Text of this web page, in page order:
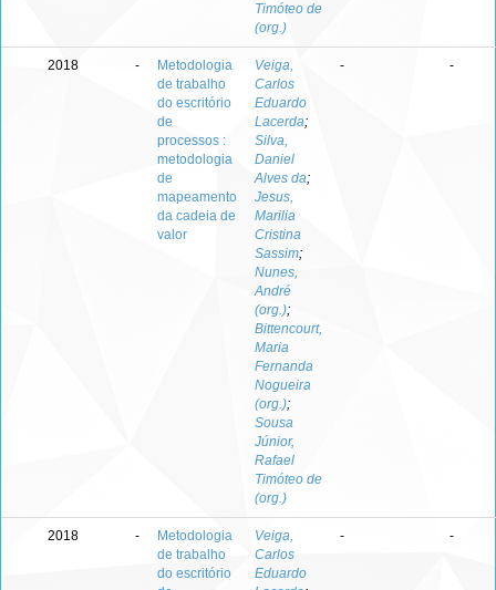
Timóteo de
(org.)
2018 -
Metodologia
de trabalho
do escritório
de
processos :
metodologia
de
mapeamento
da cadeia de
valor
Veiga,
Carlos
Eduardo
Lacerda;
Silva,
Daniel
Alves da;
Jesus,
Marilia
Cristina
Sassim;
Nunes,
André
(org.);
Bittencourt,
Maria
Fernanda
Nogueira
(org.);
Sousa
Júnior,
Rafael
Timóteo de
(org.)
- -
2018 -
Metodologia
de trabalho
do escritório
Veiga,
Carlos
Eduardo
- -